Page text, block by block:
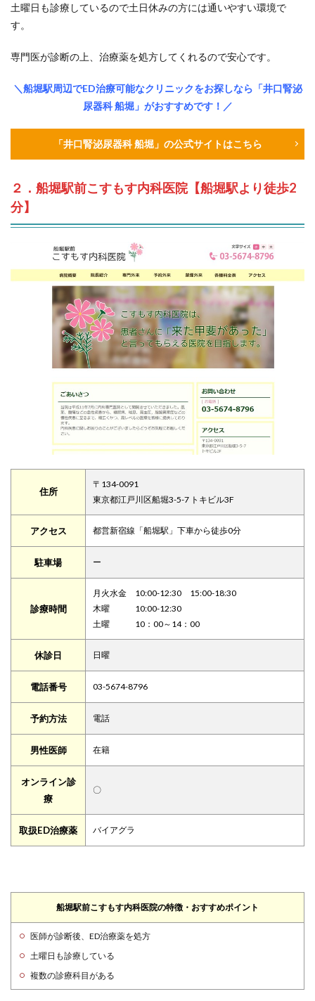
土曜日も診療しているので土日休みの方には通いやすい環境で
す。
専門医が診断の上、治療薬を処方してくれるので安心です。
＼船堀駅周辺でED治療可能なクリニックをお探しなら「井口腎泌
尿器科 船堀」がおすすめです！／
「井口腎泌尿器科 船堀」の公式サイトはこちら
２．船堀駅前こすもす内科医院【船堀駅より徒歩2
分】
住所
〒134-0091
東京都江戸川区船堀3-5-7 トキビル3F
アクセス 都営新宿線「船堀駅」下車から徒歩0分
駐車場 ー
診療時間
月火水金 10:00-12:30 15:00-18:30
木曜 10:00-12:30
土曜 10：00～14：00
休診日 日曜
電話番号 03-5674-8796
予約方法 電話
男性医師 在籍
オンライン診
療
〇
取扱ED治療薬 バイアグラ
船堀駅前こすもす内科医院の特徴・おすすめポイント
医師が診断後、ED治療薬を処方
土曜日も診療している
複数の診療科目がある